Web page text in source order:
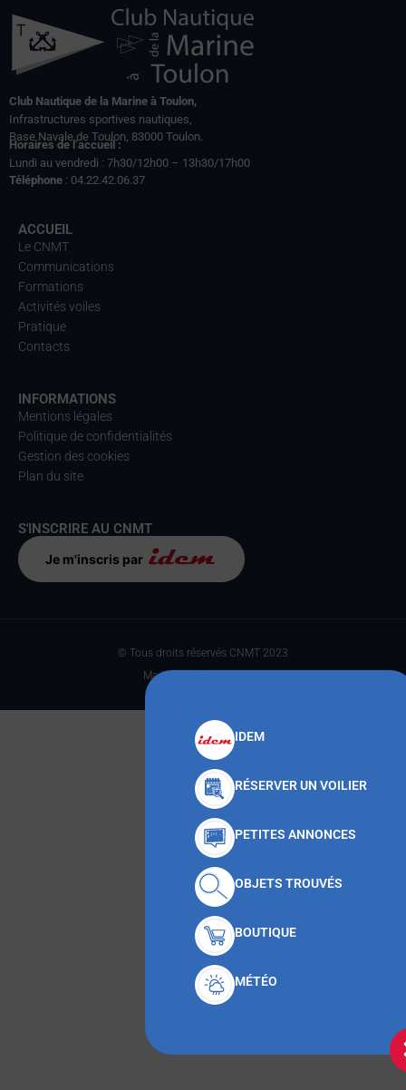
IDEM
RÉSERVER UN VOILIER
PETITES ANNONCES
OBJETS TROUVÉS
BOUTIQUE
MÉTÉO
Club Nautique de la Marine à Toulon,
Infrastructures sportives nautiques,
Base Navale de Toulon, 83000 Toulon.
Horaires de l’accueil :
Lundi au vendredi : 7h30/12h00 – 13h30/17h00
Téléphone : 04.22.42.06.37
ACCUEIL
Le CNMT
Communications
Formations
Activités voiles
Pratique
Contacts
INFORMATIONS
Mentions légales
Politique de confidentialités
Gestion des cookies
Plan du site
S'INSCRIRE AU CNMT
Je m'inscris par
© Tous droits réservés CNMT 2023
Made with